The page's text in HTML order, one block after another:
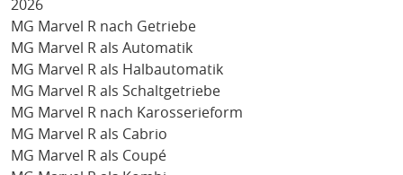
2026
MG Marvel R nach Getriebe
MG Marvel R als Automatik
MG Marvel R als Halbautomatik
MG Marvel R als Schaltgetriebe
MG Marvel R nach Karosserieform
MG Marvel R als Cabrio
MG Marvel R als Coupé